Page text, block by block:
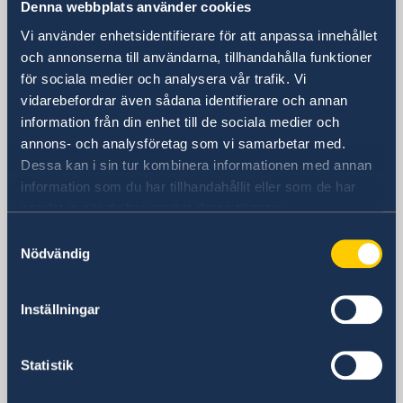
Denna webbplats använder cookies
Vi använder enhetsidentifierare för att anpassa innehållet
och annonserna till användarna, tillhandahålla funktioner
för sociala medier och analysera vår trafik. Vi
vidarebefordrar även sådana identifierare och annan
information från din enhet till de sociala medier och
annons- och analysföretag som vi samarbetar med.
Dessa kan i sin tur kombinera informationen med annan
information som du har tillhandahållit eller som de har
samlat in när du har använt deras tjänster.
Nödvändig
Inställningar
Statistik
Postadress
Schwedische Botschaft
Rauchstraße 1
10787 Berlin
Tyskland
Telefonnummer
+49 (0) 30 50 50 60
E-postadress
Svenska konsulat
Telefon:
Düsseldorf